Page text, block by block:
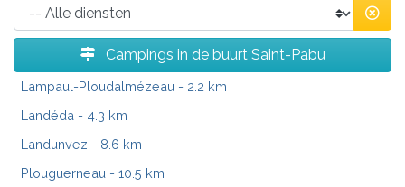
Campings in de buurt Saint-Pabu
Lampaul-Ploudalmézeau - 2.2 km
Landéda - 4.3 km
Landunvez - 8.6 km
Plouguerneau - 10.5 km